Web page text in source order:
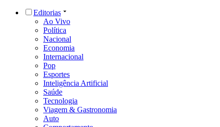
Editorias
Ao Vivo
Política
Nacional
Economia
Internacional
Pop
Esportes
Inteligência Artificial
Saúde
Tecnologia
Viagem & Gastronomia
Auto